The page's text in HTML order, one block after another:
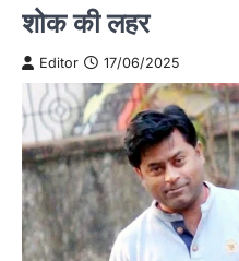
शोक की लहर
Editor 17/06/2025